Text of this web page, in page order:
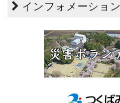
インフォメーション